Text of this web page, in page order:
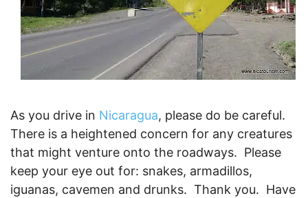
As you drive in Nicaragua, please do be careful.
There is a heightened concern for any creatures
that might venture onto the roadways. Please
keep your eye out for: snakes, armadillos,
iguanas, cavemen and drunks. Thank you. Have